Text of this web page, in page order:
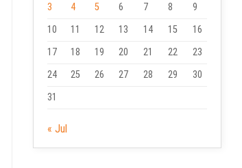
3
4 5 6 7 8
9
10
11 12 13 14 15
16
17
18 19 20 21 22
23
24
25 26 27 28 29
30
31
« Jul